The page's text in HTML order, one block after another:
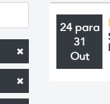
24 para
31
Out